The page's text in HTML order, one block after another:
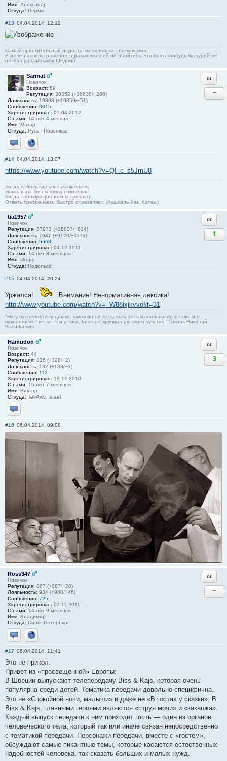
Имя: Александр
Откуда: Пермь
#13 04.04.2014, 12:12
Самый простительный недостаток человека - легковерие.
В деле распространения здравых мыслей не обойтись, чтобы кто-нибудь паскудой не
назвал (c) Салтыков-Щедрин
Sarmat
Новичок
Возраст: 59
Репутация: 38352 (+38638/−286)
Лояльность: 19808 (+19859/−51)
Сообщения: 8015
Зарегистрирован: 07.04.2012
С нами: 14 лет 4 месяца
Имя: Макар
Откуда: Русь - Поволжье
Отправить личное сообщение
Сайт
−
#14 04.04.2014, 13:07
https://www.youtube.com/watch?v=QI_c_s5JmU8
Когда тебя встречают уваженьем,
Уважь и ты, без всякого сомненья.
Когда тебя презрением встречают,
Ответь презреньем, быстро отрезвляет. (Хушхаль-Хан Хатак.)
tia1957
Новичок
Репутация: 37973 (+38807/−834)
Лояльность: 7947 (+9120/−1173)
Сообщения: 5663
Зарегистрирован: 04.12.2011
С нами: 14 лет 8 месяцев
Имя: Игорь
Откуда: Подольск
1
#15 04.04.2014, 20:24
Уржался!
Внимание! Ненормативная лексика!
http://www.youtube.com/watch?v=_W88ixjkvvo#t=31
"Но у последнего подлюки, каков он ни есть, хоть весь извалялся он в саже и в
поклонничестве, есть и у того, братцы, крупица русского чувства." Гоголь Николай
Васильевич
Hamudon
Новичок
Возраст: 44
Репутация: 326 (+328/−2)
Лояльность: 132 (+133/−1)
Сообщения: 112
Зарегистрирован: 19.12.2010
С нами: 15 лет 7 месяцев
Имя: Виктор
Откуда: Tel-Aviv, Israel
Отправить личное сообщение
3
#16 06.04.2014, 09:08
Ross347
Новичок
Репутация: 867 (+887/−20)
Лояльность: 934 (+980/−46)
Сообщения: 725
Зарегистрирован: 02.11.2011
С нами: 14 лет 9 месяцев
Имя: Владимир
Откуда: Санкт Петербург
Отправить личное сообщение
Сайт
−
#17 06.04.2014, 11:41
Это не прикол.
Привет из «просвещенной» Европы:
В Швеции выпускают телепередачу Biss & Kajs, которая очень
популярна среди детей. Тематика передачи довольно специфична.
Это не «Спокойной ночи, малыши» и даже не «В гостях у сказки». В
Biss & Kajs, главными героями являются «струя мочи» и «какашка».
Каждый выпуск передачи к ним приходит гость — один из органов
человеческого тела, который так или иначе связан непосредственно
с тематикой передачи. Персонажи передачи, вместе с «гостем»,
обсуждают самые пикантные темы, которые касаются естественных
надобностей человека, так сказать больших и малых нужд.